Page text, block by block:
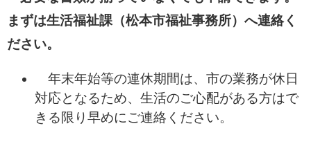
まずは生活福祉課（松本市福祉事務所）へ連絡く
ださい。
年末年始等の連休期間は、市の業務が休日
対応となるため、生活のご心配がある方はで
きる限り早めにご連絡ください。